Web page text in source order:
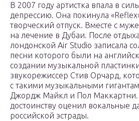
В 2007 году артистка впала в
депрессию. Она покинула
творческий отпуск. Вместе с
на лечение в Дубаи. После
лондонской Air Studio записала
песни которого были на
создании музыкальной
звукорежиссер Стив Орчард,
с такими музыкальными
Джордж Майкл и Пол
достоинству оценил вокальные
российской эстрады.